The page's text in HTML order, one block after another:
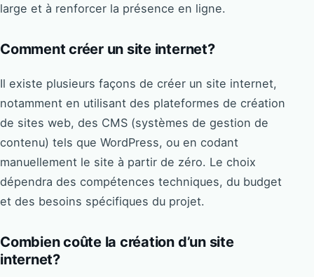
large et à renforcer la présence en ligne.
Comment créer un site internet?
Il existe plusieurs façons de créer un site internet,
notamment en utilisant des plateformes de création
de sites web, des CMS (systèmes de gestion de
contenu) tels que WordPress, ou en codant
manuellement le site à partir de zéro. Le choix
dépendra des compétences techniques, du budget
et des besoins spécifiques du projet.
Combien coûte la création d’un site
internet?